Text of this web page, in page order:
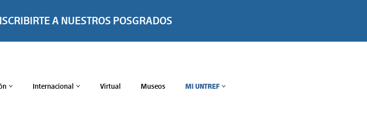
A NUESTROS POSGRADOS
> Internacional > Virtual Museos Mi UNTREF >